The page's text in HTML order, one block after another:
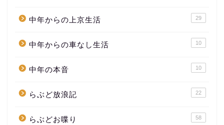
中年からの上京生活 29
中年からの車なし生活 10
中年の本音 10
らぶど放浪記 22
らぶどお喋り 58